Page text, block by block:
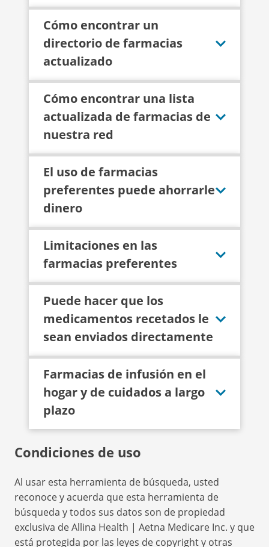
Cómo encontrar un
directorio de farmacias
actualizado
Cómo encontrar una lista
actualizada de farmacias de
nuestra red
El uso de farmacias
preferentes puede ahorrarle
dinero
Limitaciones en las
farmacias preferentes
Puede hacer que los
medicamentos recetados le
sean enviados directamente
Farmacias de infusión en el
hogar y de cuidados a largo
plazo
Condiciones de uso
Al usar esta herramienta de búsqueda, usted
reconoce y acuerda que esta herramienta de
búsqueda y todos sus datos son de propiedad
exclusiva de Allina Health | Aetna Medicare Inc. y que
está protegida por las leyes de copyright y otras